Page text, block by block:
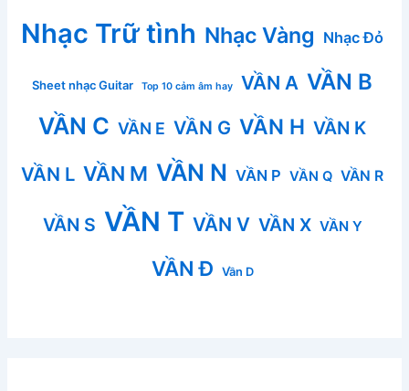
Nhạc Trữ tình Nhạc Vàng Nhạc Đỏ
Sheet nhạc Guitar Top 10 cảm âm hay VẦN A VẦN B
VẦN C VẦN E VẦN G VẦN H VẦN K
VẦN L VẦN M VẦN N VẦN P VẦN Q VẦN R
VẦN S VẦN T VẦN V VẦN X VẦN Y
VẦN Đ Vần D